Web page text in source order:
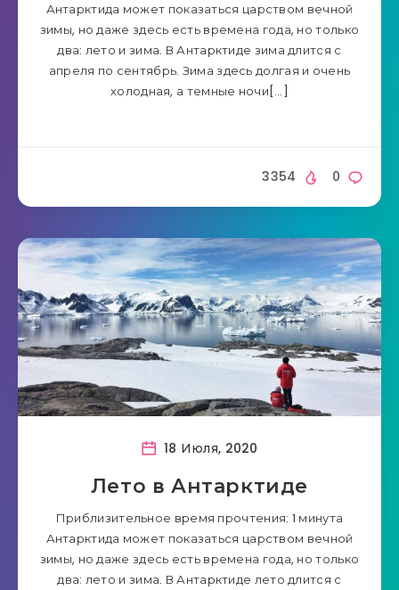
Антарктида может показаться царством вечной
зимы, но даже здесь есть времена года, но только
два: лето и зима. В Антарктиде зима длится с
апреля по сентябрь. Зима здесь долгая и очень
холодная, а темные ночи[…]
0
3354
18 Июля, 2020
Лето в Антарктиде
Приблизительное время прочтения: 1 минута
Антарктида может показаться царством вечной
зимы, но даже здесь есть времена года, но только
два: лето и зима. В Антарктиде лето длится с